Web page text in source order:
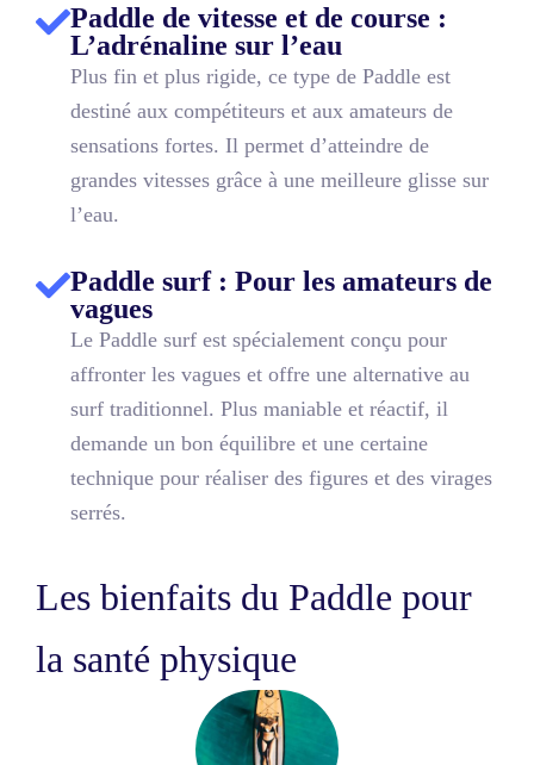
Paddle de vitesse et de course :
L’adrénaline sur l’eau
Plus fin et plus rigide, ce type de Paddle est
destiné aux compétiteurs et aux amateurs de
sensations fortes. Il permet d’atteindre de
grandes vitesses grâce à une meilleure glisse sur
l’eau.
Paddle surf : Pour les amateurs de
vagues
Le Paddle surf est spécialement conçu pour
affronter les vagues et offre une alternative au
surf traditionnel. Plus maniable et réactif, il
demande un bon équilibre et une certaine
technique pour réaliser des figures et des virages
serrés.
Les bienfaits du Paddle pour
la santé physique